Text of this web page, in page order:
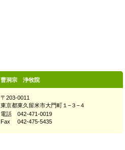
曹洞宗 浄牧院
〒203-0011
東京都東久留米市大門町１−３−４
電話 042-471-0019
Fax 042-475-5435